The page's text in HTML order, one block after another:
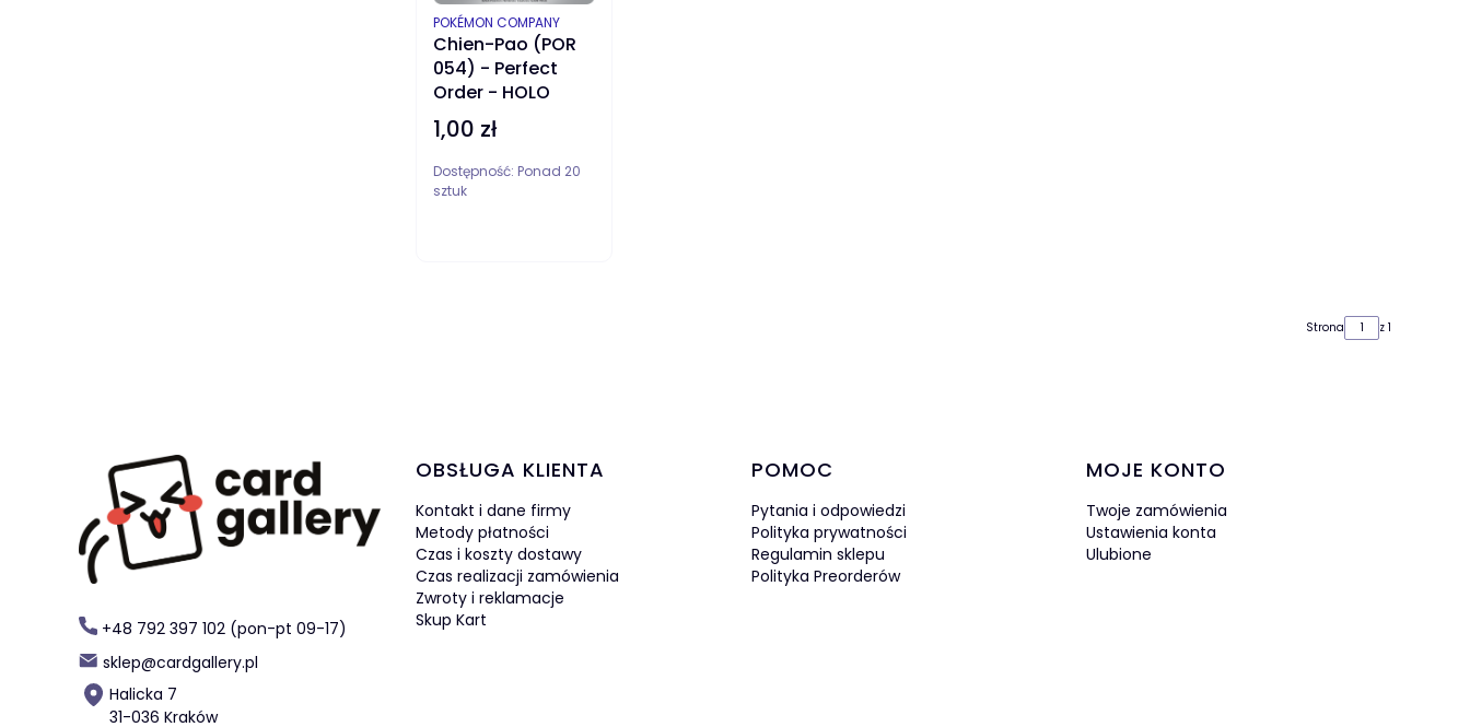
Chien-Pao (POR
054) - Perfect
Order - HOLO
PRODUCENT
POKÉMON COMPANY
Cena
1,00 zł
Dostępność: Ponad 20
sztuk
Strona z 1
+48 792 397 102 (pon-pt 09-17)
sklep@cardgallery.pl
Halicka 7
31-036 Kraków
Linki w stopce
OBSŁUGA KLIENTA
Kontakt i dane firmy
Metody płatności
Czas i koszty dostawy
Czas realizacji zamówienia
Zwroty i reklamacje
Skup Kart
POMOC
Pytania i odpowiedzi
Polityka prywatności
Regulamin sklepu
Polityka Preorderów
MOJE KONTO
Twoje zamówienia
Ustawienia konta
Ulubione